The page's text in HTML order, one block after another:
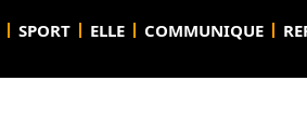
SPORT ELLE COMMUNIQUE